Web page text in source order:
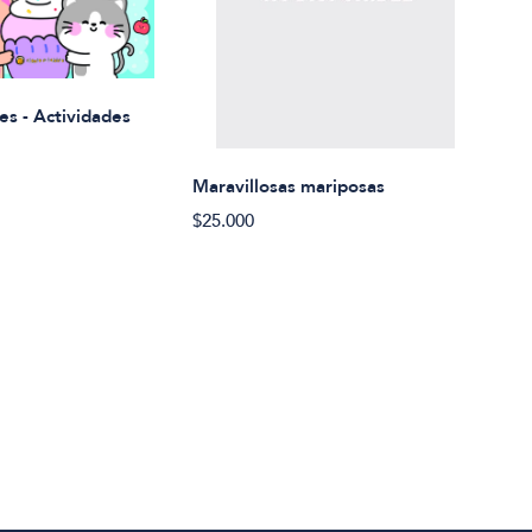
- Actividades
Maravillosas mariposas
$25.000